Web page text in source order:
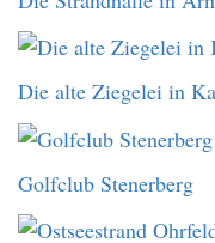
Die alte Ziegelei in
Golfclub Stenerberg